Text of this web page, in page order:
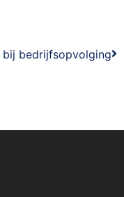
bedrijfsopvolging